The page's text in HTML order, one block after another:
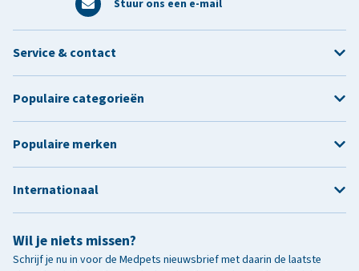
Stuur ons een e-mail
Wil je niets missen?
Schrijf je nu in voor de Medpets nieuwsbrief met daarin de laatste
Service & contact
Populaire categorieën
Populaire merken
Internationaal